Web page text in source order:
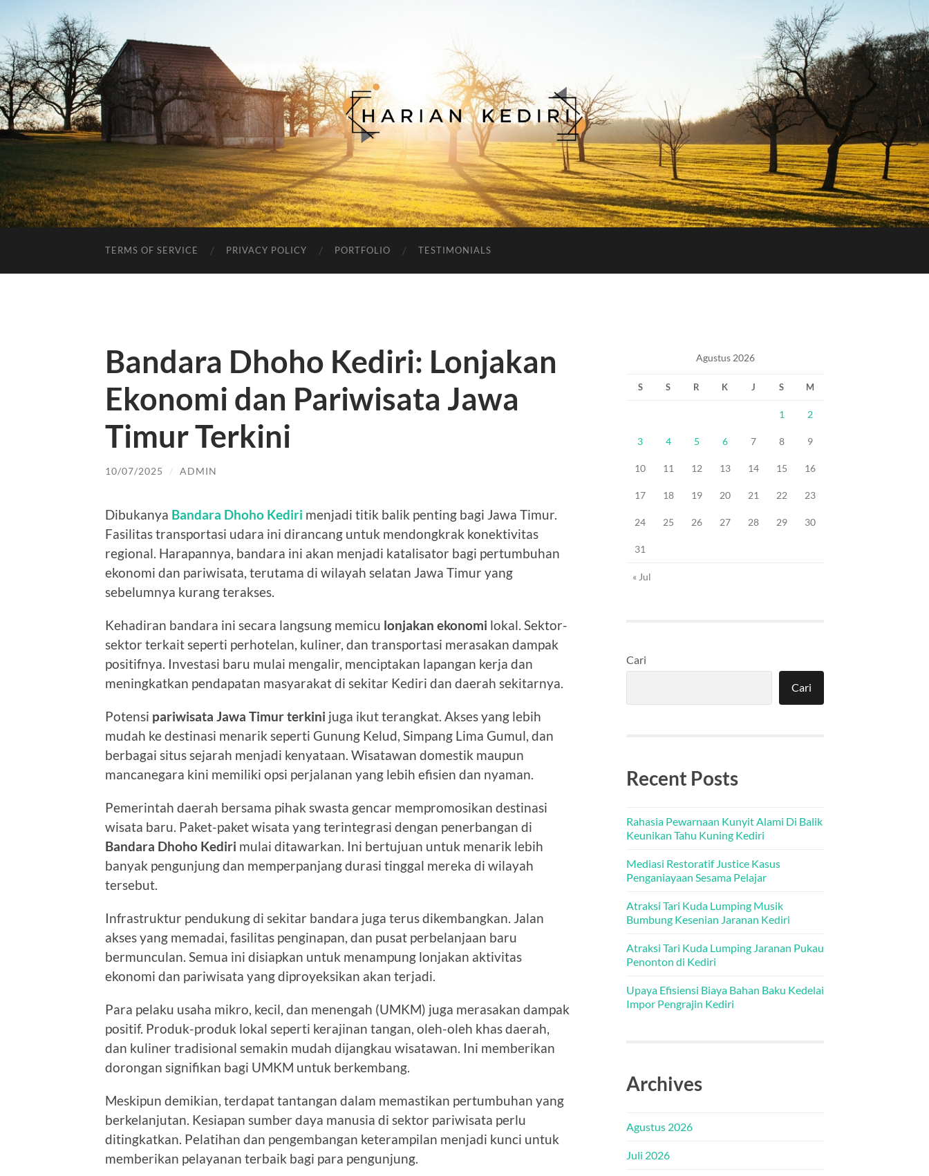
Harian
Kediri
TERMS OF SERVICE PRIVACY POLICY PORTFOLIO TESTIMONIALS
Bandara Dhoho Kediri: Lonjakan
Ekonomi dan Pariwisata Jawa
Timur Terkini
10/07/2025 / ADMIN
Dibukanya Bandara Dhoho Kediri menjadi titik balik penting bagi Jawa Timur.
Fasilitas transportasi udara ini dirancang untuk mendongkrak konektivitas
regional. Harapannya, bandara ini akan menjadi katalisator bagi pertumbuhan
ekonomi dan pariwisata, terutama di wilayah selatan Jawa Timur yang
sebelumnya kurang terakses.
Kehadiran bandara ini secara langsung memicu lonjakan ekonomi lokal. Sektor-
sektor terkait seperti perhotelan, kuliner, dan transportasi merasakan dampak
positifnya. Investasi baru mulai mengalir, menciptakan lapangan kerja dan
meningkatkan pendapatan masyarakat di sekitar Kediri dan daerah sekitarnya.
Potensi pariwisata Jawa Timur terkini juga ikut terangkat. Akses yang lebih
mudah ke destinasi menarik seperti Gunung Kelud, Simpang Lima Gumul, dan
berbagai situs sejarah menjadi kenyataan. Wisatawan domestik maupun
mancanegara kini memiliki opsi perjalanan yang lebih efisien dan nyaman.
Pemerintah daerah bersama pihak swasta gencar mempromosikan destinasi
wisata baru. Paket-paket wisata yang terintegrasi dengan penerbangan di
Bandara Dhoho Kediri mulai ditawarkan. Ini bertujuan untuk menarik lebih
banyak pengunjung dan memperpanjang durasi tinggal mereka di wilayah
tersebut.
Infrastruktur pendukung di sekitar bandara juga terus dikembangkan. Jalan
akses yang memadai, fasilitas penginapan, dan pusat perbelanjaan baru
bermunculan. Semua ini disiapkan untuk menampung lonjakan aktivitas
ekonomi dan pariwisata yang diproyeksikan akan terjadi.
Para pelaku usaha mikro, kecil, dan menengah (UMKM) juga merasakan dampak
positif. Produk-produk lokal seperti kerajinan tangan, oleh-oleh khas daerah,
dan kuliner tradisional semakin mudah dijangkau wisatawan. Ini memberikan
dorongan signifikan bagi UMKM untuk berkembang.
Meskipun demikian, terdapat tantangan dalam memastikan pertumbuhan yang
berkelanjutan. Kesiapan sumber daya manusia di sektor pariwisata perlu
ditingkatkan. Pelatihan dan pengembangan keterampilan menjadi kunci untuk
memberikan pelayanan terbaik bagi para pengunjung.
Agustus 2026
S S R K J S M
1 2
3 4 5 6 7 8 9
10 11 12 13 14 15 16
17 18 19 20 21 22 23
24 25 26 27 28 29 30
31
« Jul
Cari
Cari
Recent Posts
Rahasia Pewarnaan Kunyit Alami Di Balik
Keunikan Tahu Kuning Kediri
Mediasi Restoratif Justice Kasus
Penganiayaan Sesama Pelajar
Atraksi Tari Kuda Lumping Musik
Bumbung Kesenian Jaranan Kediri
Atraksi Tari Kuda Lumping Jaranan Pukau
Penonton di Kediri
Upaya Efisiensi Biaya Bahan Baku Kedelai
Impor Pengrajin Kediri
Archives
Agustus 2026
Juli 2026